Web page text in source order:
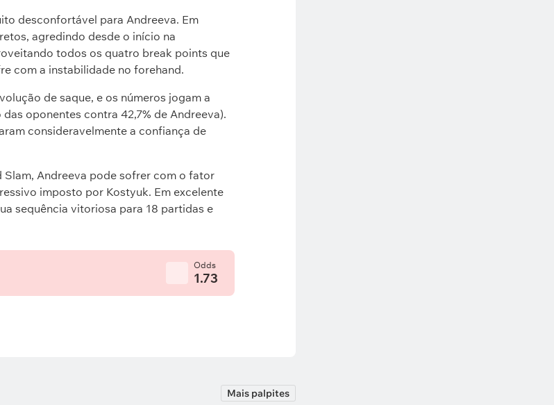
desconfortável para Andreeva. Em
agredindo desde o início na
todos os quatro break points que
com a instabilidade no forehand.
de saque, e os números jogam a
oponentes contra 42,7% de Andreeva).
consideravelmente a confiança de
Slam, Andreeva pode sofrer com o fator
imposto por Kostyuk. Em excelente
sequência vitoriosa para 18 partidas e
Odds
1.73
Mais palpites